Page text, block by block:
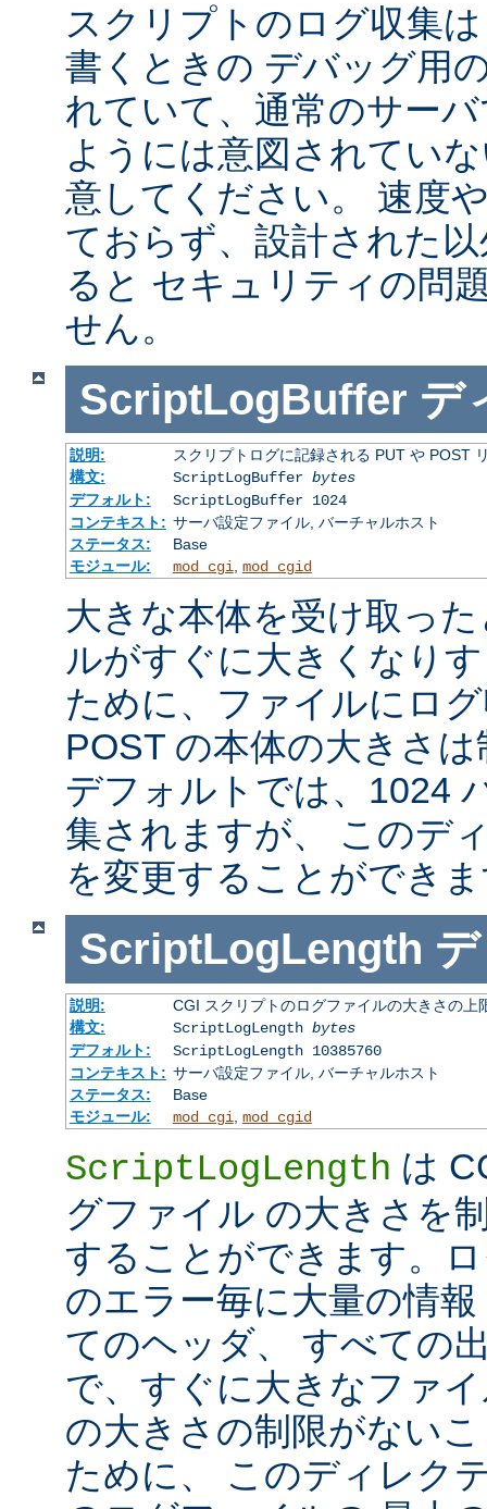
スクリプトのログ収集
書くときの デバッグ用
れていて、通常のサー
ようには意図されてい
意してください。 速度
ておらず、設計された
ると セキュリティの問
せん。
ScriptLogBuffer デ
説明:
スクリプトログに記録される PUT や POST
構文:
ScriptLogBuffer bytes
デフォルト:
ScriptLogBuffer 1024
コンテキスト: サーバ設定ファイル, バーチャルホスト
ステータス:
Base
モジュール:
mod_cgi, mod_cgid
大きな本体を受け取っ
ルがすぐに大きくなり
ために、ファイルにロ
POST の本体の大きさ
デフォルトでは、1024
集されますが、 このデ
を変更することができ
ScriptLogLength
説明:
CGI スクリプトのログファイルの大きさの上
構文:
ScriptLogLength bytes
デフォルト:
ScriptLogLength 10385760
コンテキスト: サーバ設定ファイル, バーチャルホスト
ステータス:
Base
モジュール:
mod_cgi mod_cgid
ScriptLogLength は
グファイル の大きさを
することができます。
のエラー毎に大量の情
てのヘッダ、 すべての
で、すぐに大きなファ
の大きさの制限がない
ために、 このディレク